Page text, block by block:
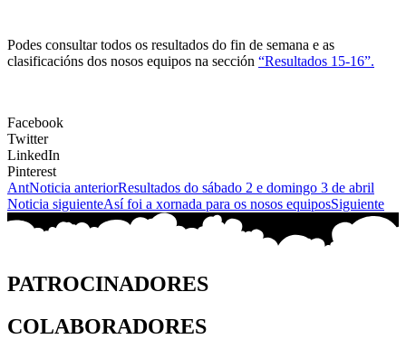
Podes consultar todos os resultados do fin de semana e as
clasificacións dos nosos equipos na sección “Resultados 15-16”.
Facebook
Twitter
LinkedIn
Pinterest
AntNoticia anteriorResultados do sábado 2 e domingo 3 de abril
Noticia siguienteAsí foi a xornada para os nosos equiposSiguiente
PATROCINADORES
COLABORADORES